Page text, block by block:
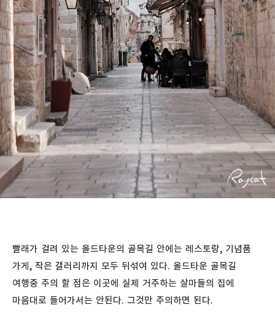
빨래가 걸려 있는 올드타운의 골목길 안에는 레스토랑, 기념품
가게, 작은 갤러리까지 모두 뒤섞여 있다. 올드타운 골목길
여행중 주의 할 점은 이곳에 실제 거주하는 살마들의 집에
마음대로 들어가서는 안된다. 그것만 주의하면 된다.